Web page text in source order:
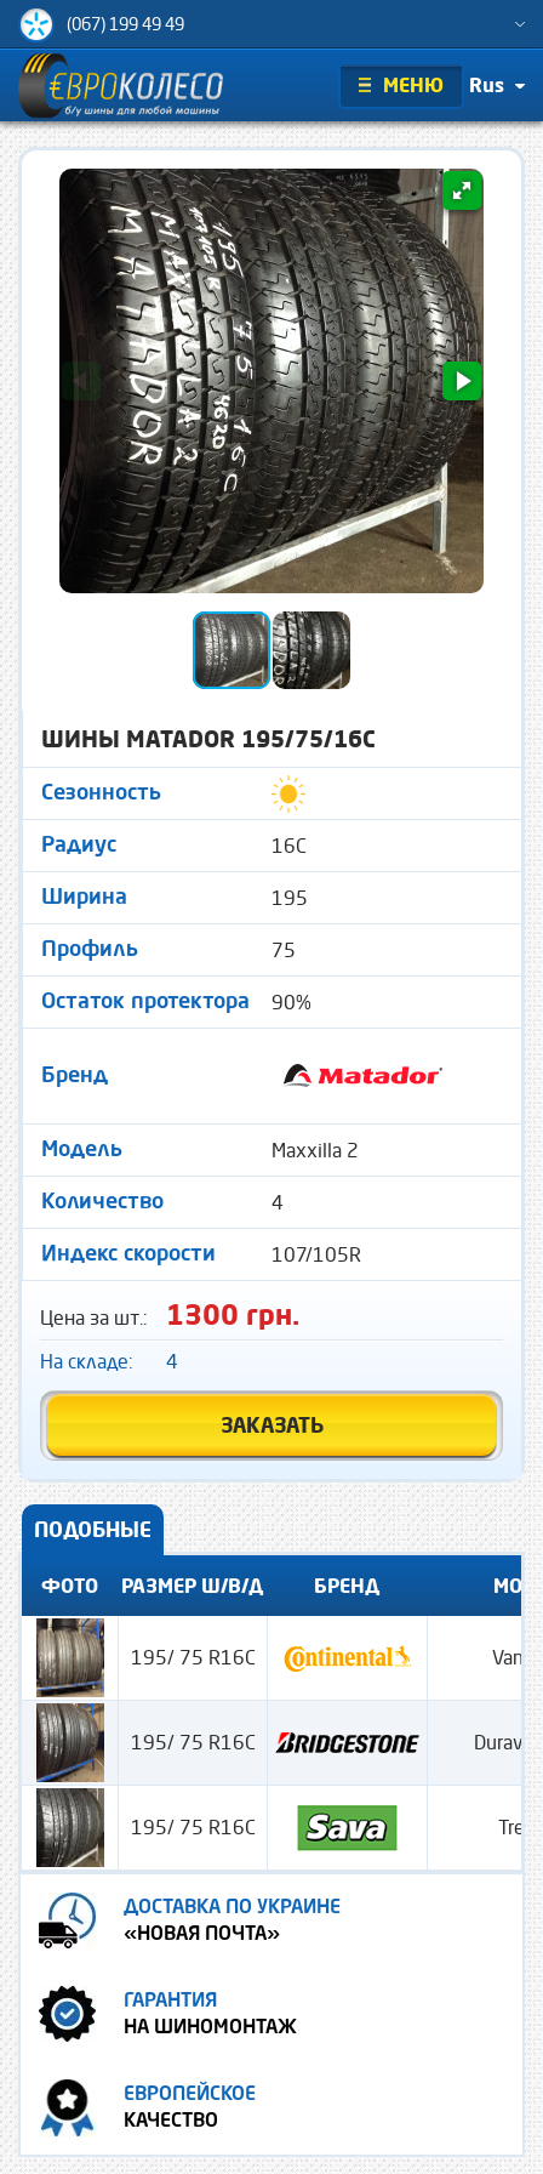
(067) 199 49 49
МЕНЮ Rus
ШИНЫ MATADOR 195/75/16C
Сезонность
Радиус 16C
Ширина 195
Профиль 75
Остаток протектора 90%
Бренд
Модель Maxxilla 2
Количество 4
Индекс скорости 107/105R
Цена за шт.: 1300 грн.
На складе: 4
ЗАКАЗАТЬ
ПОДОБНЫЕ
ФОТО РАЗМЕР Ш/В/Д БРЕНД
195/ 75 R16C
195/ 75 R16C
195/ 75 R16C
ДОСТАВКА ПО УКРАИНЕ
«НОВАЯ ПОЧТА»
ГАРАНТИЯ
НА ШИНОМОНТАЖ
ЕВРОПЕЙСКОЕ
КАЧЕСТВО